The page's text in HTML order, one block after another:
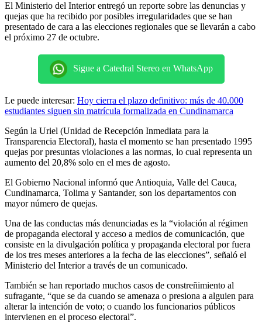
El Ministerio del Interior entregó un reporte sobre las denuncias y
quejas que ha recibido por posibles irregularidades que se han
presentado de cara a las elecciones regionales que se llevarán a cabo
el próximo 27 de octubre.
Sigue a Catedral Stereo en WhatsApp
Le puede interesar: Hoy cierra el plazo definitivo: más de 40.000
estudiantes siguen sin matrícula formalizada en Cundinamarca
Según la Uriel (Unidad de Recepción Inmediata para la
Transparencia Electoral), hasta el momento se han presentado 1995
quejas por presuntas violaciones a las normas, lo cual representa un
aumento del 20,8% solo en el mes de agosto.
El Gobierno Nacional informó que Antioquia, Valle del Cauca,
Cundinamarca, Tolima y Santander, son los departamentos con
mayor número de quejas.
Una de las conductas más denunciadas es la “violación al régimen
de propaganda electoral y acceso a medios de comunicación, que
consiste en la divulgación política y propaganda electoral por fuera
de los tres meses anteriores a la fecha de las elecciones”, señaló el
Ministerio del Interior a través de un comunicado.
También se han reportado muchos casos de constreñimiento al
sufragante, “que se da cuando se amenaza o presiona a alguien para
alterar la intención de voto; o cuando los funcionarios públicos
intervienen en el proceso electoral”.